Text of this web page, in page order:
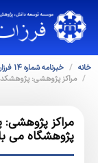
خانه
خبرنامه شماره 14 فرزان - بهمن 1386
مراکز پژوهشی:
مراکز پژوهشی:
پژوهشگاه می